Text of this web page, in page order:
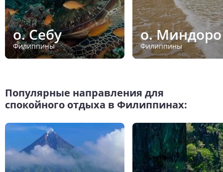
о. Себу
Филиппины
о. Миндоро
Филиппины
Популярные направления для
спокойного отдыха в Филиппинах: